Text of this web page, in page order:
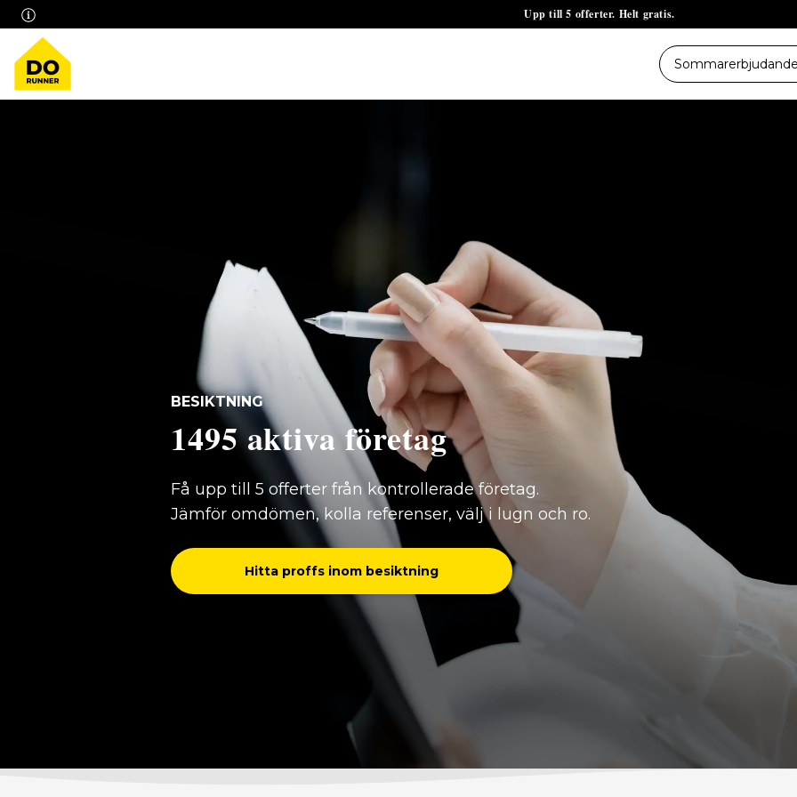
Upp till 5 offerter. Helt gratis.
BESIKTNING
1495 aktiva företag
Få upp till 5 offerter från kontrollerade företag.
Jämför omdömen, kolla referenser, välj i lugn och ro.
Hitta proffs inom besiktning